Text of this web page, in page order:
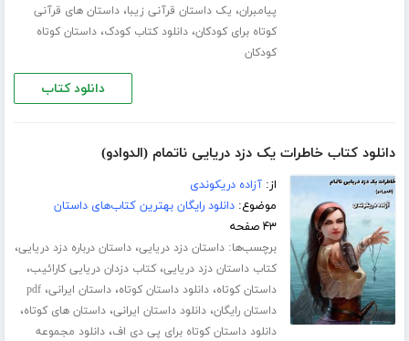
پیامبران، یک داستان قرآنی زیبا،داستان های قرآنی
کوتاه برای کودکان،دانلود کتاب کودک،داستان کوتاه
کودکان
دانلود کتاب
دانلود کتاب خاطرات یک دزد دریایی ناتمام (الدوادو)
از:آزاده دریکوندی
موضوع:دانلود رایگان بهترین کتاب‌های داستان
۴۳ صفحه
برچسب‌ها:داستان دزد دریایی،داستان درباره دزد دریایی،
کتاب داستان دزد دریایی،کتاب دزدان دریایی کارائیب،
داستان کوتاه،دانلود داستان کوتاه،داستان ایرانی،pdf
داستان رایگان،دانلود داستان ایرانی،داستان های کوتاه،
دانلود داستان کوتاه برای پی دی اف،دانلود مجموعه